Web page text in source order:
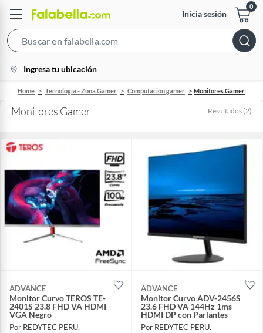
Inicia sesión
Bar
location-
icon
Ingresa tu ubicación
Home Tecnología - Zona Gamer Computación gamer Monitores Gamer
Monitores Gamer Resultados (2)
ADVANCE
Monitor Curvo TEROS TE-
2401S 23.8 FHD VA HDMI
VGA Negro
Por REDYTEC PERU.
ADVANCE
Monitor Curvo ADV-2456S
23.6 FHD VA 144Hz 1ms
HDMI DP con Parlantes
Por REDYTEC PERU.